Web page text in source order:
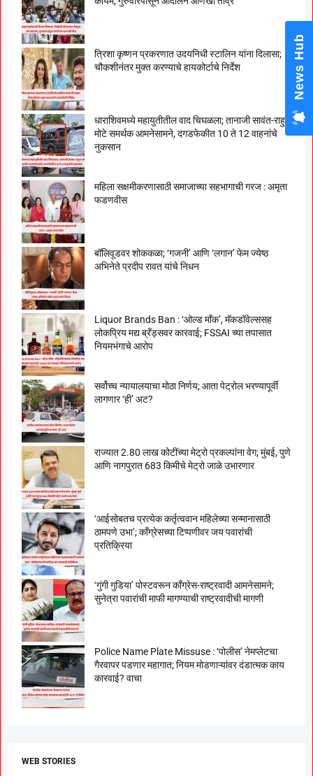
त्रिशा कृष्णन प्रकरणात उदयनिधी स्टालिन यांना दिलासा;
चौकशीनंतर मुक्त करण्याचे हायकोर्टाचे निर्देश
धाराशिवमध्ये महायुतीतील वाद चिघळला; तानाजी सावंत-राहुल
मोटे समर्थक आमनेसामने, दगडफेकीत 10 ते 12 वाहनांचे
नुकसान
महिला सक्षमीकरणासाठी समाजाच्या सहभागाची गरज : अमृता
फडणवीस
बॉलिवूडवर शोककळा; ‘गजनी’ आणि ‘लगान’ फेम ज्येष्ठ
अभिनेते प्रदीप रावत यांचे निधन
Liquor Brands Ban : ‘ओल्ड मॉंक’, मॅकडॉवेल्ससह
लोकप्रिय मद्य ब्रँड्सवर कारवाई; FSSAI च्या तपासात
नियमभंगाचे आरोप
सर्वोच्च न्यायालयाचा मोठा निर्णय; आता पेट्रोल भरण्यापूर्वी
लागणार ‘ही’ अट?
राज्यात 2.80 लाख कोटींच्या मेट्रो प्रकल्पांना वेग; मुंबई, पुणे
आणि नागपुरात 683 किमीचे मेट्रो जाळे उभारणार
‘आईसोबतच प्रत्येक कर्तृत्ववान महिलेच्या सन्मानासाठी
ठामपणे उभा’; काँग्रेसच्या टिप्पणीवर जय पवारांची
प्रतिक्रिया
‘गुंगी गुडिया’ पोस्टवरून काँग्रेस-राष्ट्रवादी आमनेसामने;
सुनेत्रा पवारांची माफी मागण्याची राष्ट्रवादीची मागणी
Police Name Plate Missuse : ‘पोलीस’ नेमप्लेटचा
गैरवापर पडणार महागात; नियम मोडणाऱ्यांवर दंडात्मक काय
कारवाई? वाचा
WEB STORIES
News Hub